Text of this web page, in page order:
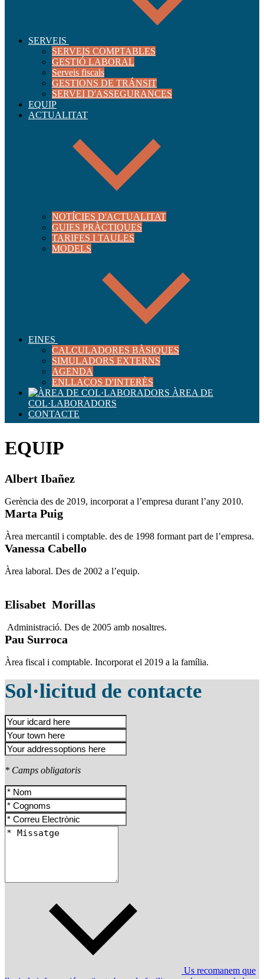
SERVEIS
SERVEIS COMPTABLES
GESTIÓ LABORAL
Serveis fiscals
GESTIONS DE TRÁNSIT
SERVEI D'ASSEGURANCES
EQUIP
ACTUALITAT
NOTÍCIES D'ACTUALITAT
GUIES PRÀCTIQUES
TARIFES I TAULES
MODELS
EINES
CALCULADORES BÀSIQUES
SIMULADORS EXTERNS
AGENDA
ENLLAÇOS D'INTERÈS
ÀREA DE
COL·LABORADORS
CONTACTE
EQUIP
Albert Ibañez
Gerència des de 2019, incorporat a l’empresa durant l’any 2010.
Marta Puig
Àrea mercantil i comptable. des de 1998 formant part de l’empresa.
Vanessa Cabello
Àrea laboral. Des de 2002 a l’equip.
Elisabet Morillas
Administració. Des de 2005 amb nosaltres.
Pau Surroca
Àrea fiscal i comptable. Incorporat el 2019 a la família.
Sol·licitud de contacte
* Camps obligatoris
Us recomanem que